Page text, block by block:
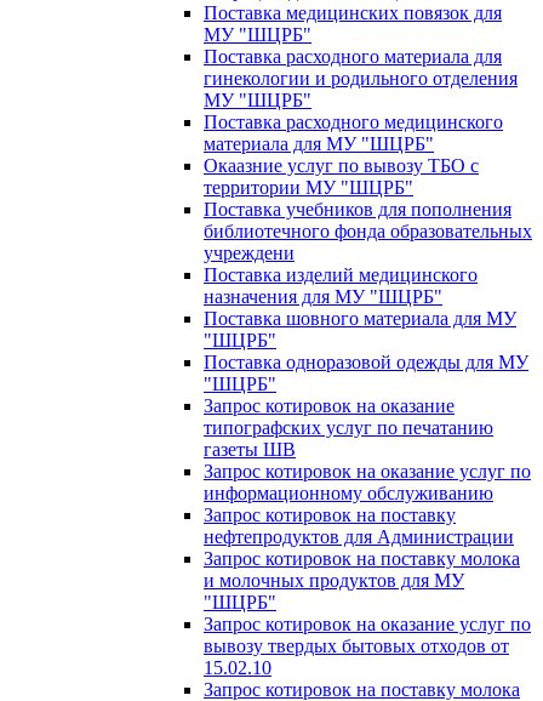
Поставка медицинских повязок для
МУ "ШЦРБ"
Поставка расходного материала для
гинекологии и родильного отделения
МУ "ШЦРБ"
Поставка расходного медицинского
материала для МУ "ШЦРБ"
Окаазние услуг по вывозу ТБО с
территории МУ "ШЦРБ"
Поставка учебников для пополнения
библиотечного фонда образовательных
учреждени
Поставка изделий медицинского
назначения для МУ "ШЦРБ"
Поставка шовного материала для МУ
"ШЦРБ"
Поставка одноразовой одежды для МУ
"ШЦРБ"
Запрос котировок на оказание
типографских услуг по печатанию
газеты ШВ
Запрос котировок на оказание услуг по
информационному обслуживанию
Запрос котировок на поставку
нефтепродуктов для Администрации
Запрос котировок на поставку молока
и молочных продуктов для МУ
"ШЦРБ"
Запрос котировок на оказание услуг по
вывозу твердых бытовых отходов от
15.02.10
Запрос котировок на поставку молока